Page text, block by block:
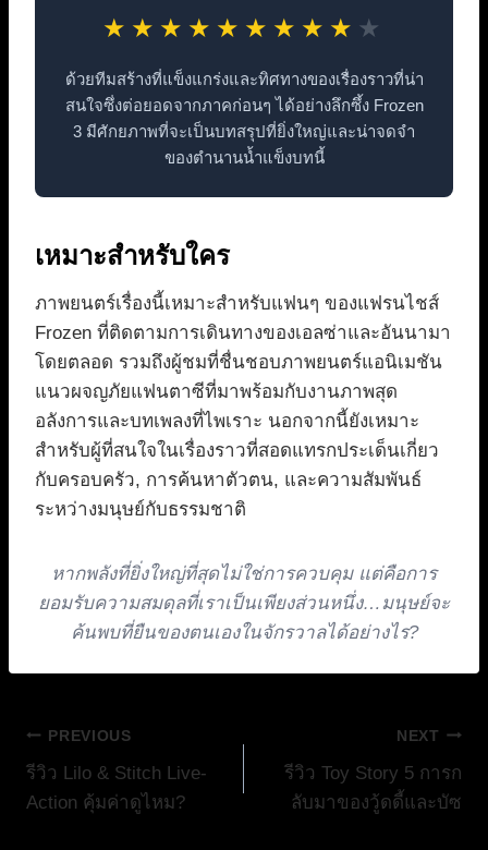
★ ★ ★ ★ ★ ★ ★ ★ ★ ★
ด้วยทีมสร้างที่แข็งแกร่งและทิศทางของเรื่องราวที่น่า
สนใจซึ่งต่อยอดจากภาคก่อนๆ ได้อย่างลึกซึ้ง Frozen
3 มีศักยภาพที่จะเป็นบทสรุปที่ยิ่งใหญ่และน่าจดจำ
ของตำนานน้ำแข็งบทนี้
เหมาะสำหรับใคร
ภาพยนตร์เรื่องนี้เหมาะสำหรับแฟนๆ ของแฟรนไชส์
Frozen ที่ติดตามการเดินทางของเอลซ่าและอันนามา
โดยตลอด รวมถึงผู้ชมที่ชื่นชอบภาพยนตร์แอนิเมชัน
แนวผจญภัยแฟนตาซีที่มาพร้อมกับงานภาพสุด
อลังการและบทเพลงที่ไพเราะ นอกจากนี้ยังเหมาะ
สำหรับผู้ที่สนใจในเรื่องราวที่สอดแทรกประเด็นเกี่ยว
กับครอบครัว, การค้นหาตัวตน, และความสัมพันธ์
ระหว่างมนุษย์กับธรรมชาติ
หากพลังที่ยิ่งใหญ่ที่สุดไม่ใช่การควบคุม แต่คือการ
ยอมรับความสมดุลที่เราเป็นเพียงส่วนหนึ่ง…มนุษย์จะ
ค้นพบที่ยืนของตนเองในจักรวาลได้อย่างไร?
แนะแนว
เรื่อง
PREVIOUS
รีวิว Lilo & Stitch Live-
Action คุ้มค่าดูไหม?
NEXT
รีวิว Toy Story 5 การก
ลับมาของวู้ดดี้และบัซ